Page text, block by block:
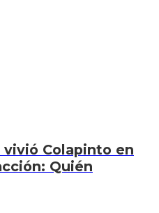
vivió Colapinto en
Quién